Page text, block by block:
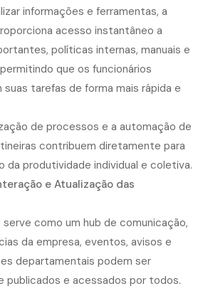
informações e ferramentas, a
acesso instantâneo a
políticas internas, manuais e
que os funcionários
tarefas de forma mais rápida e
de processos e a automação de
contribuem diretamente para
da produtividade individual e coletiva.
e Atualização das
como um hub de comunicação,
da empresa, eventos, avisos e
departamentais podem ser
publicados e acessados por todos.